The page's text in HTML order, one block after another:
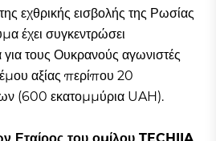
εχθρικής εισβολής της Ρωσίας
έχει συγκεντρώσει
τους Ουκρανούς αγωνιστές
αξίας περίπου 20
(600 εκατομμύρια UAH).